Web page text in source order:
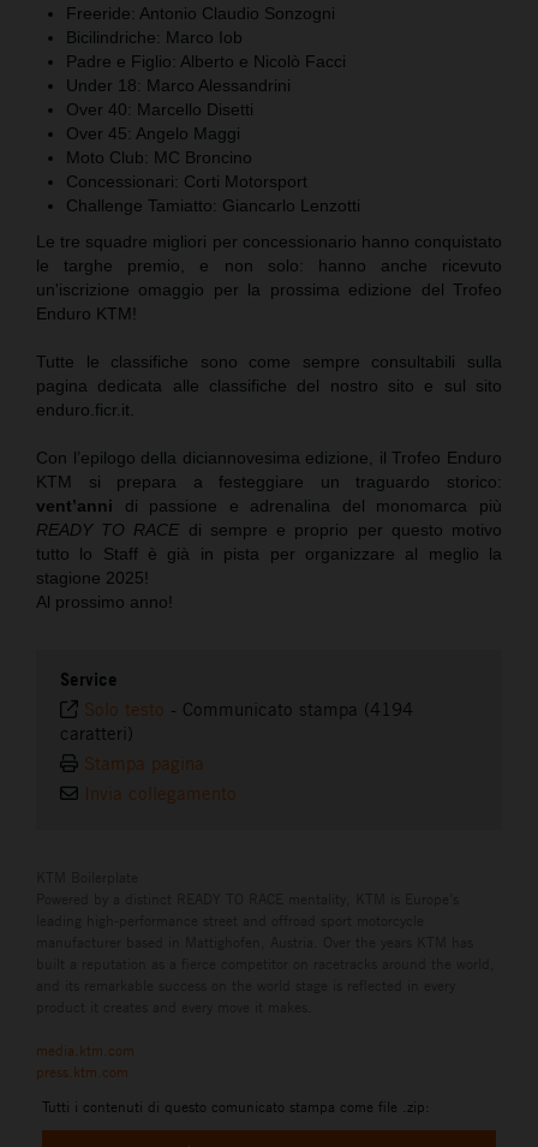
Freeride: Antonio Claudio Sonzogni
Bicilindriche: Marco Iob
Padre e Figlio: Alberto e Nicolò Facci
Under 18: Marco Alessandrini
Over 40: Marcello Disetti
Over 45: Angelo Maggi
Moto Club: MC Broncino
Concessionari: Corti Motorsport
Challenge Tamiatto: Giancarlo Lenzotti
Le tre squadre migliori per concessionario hanno conquistato
le targhe premio, e non solo: hanno anche ricevuto
un'iscrizione omaggio per la prossima edizione del Trofeo
Enduro KTM!
Tutte le classifiche sono come sempre consultabili sulla
pagina dedicata alle classifiche del nostro sito e sul sito
enduro.ficr.it.
Con l’epilogo della diciannovesima edizione, il Trofeo Enduro
KTM si prepara a festeggiare un traguardo storico:
vent’anni di passione e adrenalina del monomarca più
READY TO RACE di sempre e proprio per questo motivo
tutto lo Staff è già in pista per organizzare al meglio la
stagione 2025!
Al prossimo anno!
Service
Solo testo - Communicato stampa (4194
caratteri)
Stampa pagina
Invia collegamento
media.ktm.com
press.ktm.com
Tutti i contenuti di questo comunicato stampa come file .zip: